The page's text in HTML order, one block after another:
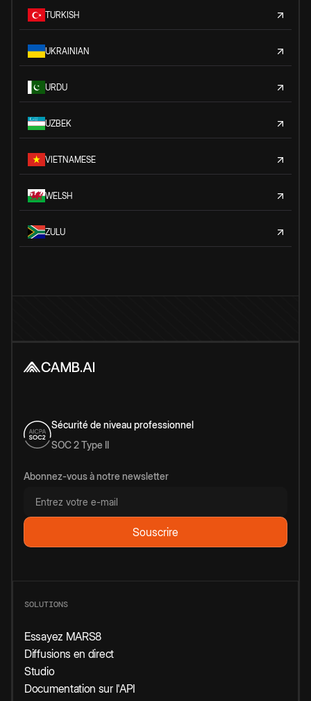
TURKISH
UKRAINIAN
URDU
UZBEK
VIETNAMESE
WELSH
ZULU
Sécurité de niveau professionnel
SOC 2 Type II
Abonnez-vous à notre newsletter
SOLUTIONS
Essayez MARS8
Diffusions en direct
Studio
Documentation sur l'API